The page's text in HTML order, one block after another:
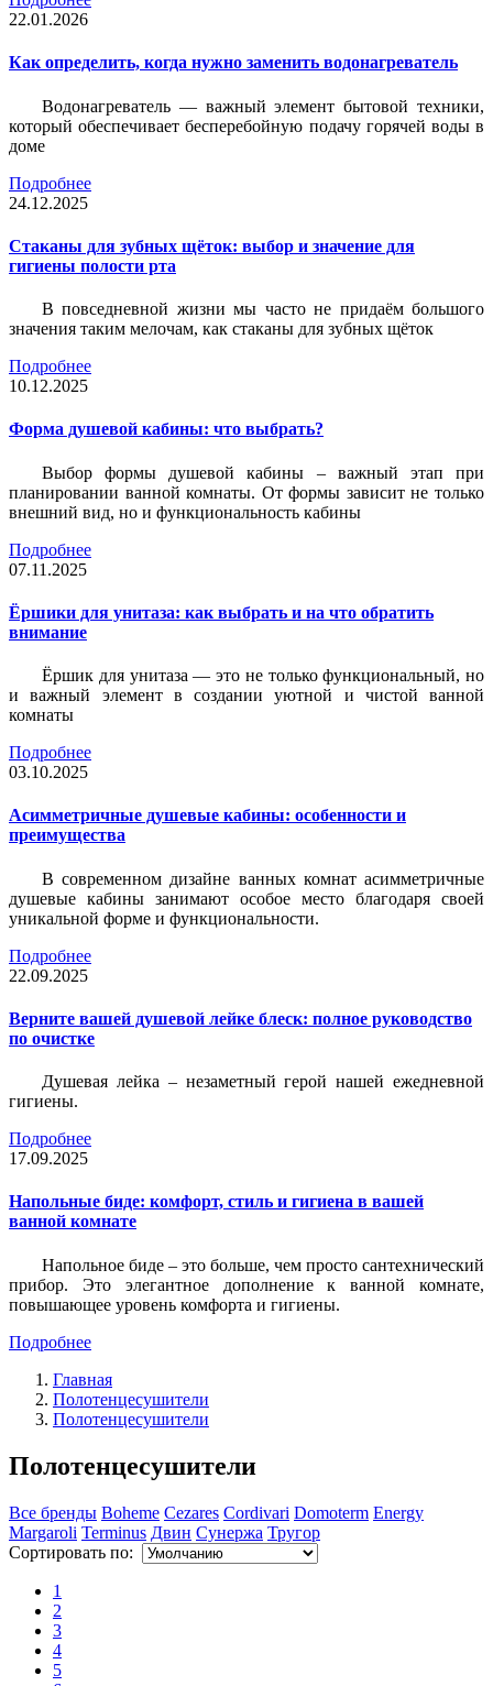
22.01.2026
Как определить, когда нужно заменить водонагреватель
Водонагреватель — важный элемент бытовой техники,
который обеспечивает бесперебойную подачу горячей воды в
доме
Подробнее
24.12.2025
Стаканы для зубных щёток: выбор и значение для
гигиены полости рта
В повседневной жизни мы часто не придаём большого
значения таким мелочам, как стаканы для зубных щёток
Подробнее
10.12.2025
Форма душевой кабины: что выбрать?
Выбор формы душевой кабины – важный этап при
планировании ванной комнаты. От формы зависит не только
внешний вид, но и функциональность кабины
Подробнее
07.11.2025
Ёршики для унитаза: как выбрать и на что обратить
внимание
Ёршик для унитаза — это не только функциональный, но
и важный элемент в создании уютной и чистой ванной
комнаты
Подробнее
03.10.2025
Асимметричные душевые кабины: особенности и
преимущества
В современном дизайне ванных комнат асимметричные
душевые кабины занимают особое место благодаря своей
уникальной форме и функциональности.
Подробнее
22.09.2025
Верните вашей душевой лейке блеск: полное руководство
по очистке
Душевая лейка – незаметный герой нашей ежедневной
гигиены.
Подробнее
17.09.2025
Напольные биде: комфорт, стиль и гигиена в вашей
ванной комнате
Напольное биде – это больше, чем просто сантехнический
прибор. Это элегантное дополнение к ванной комнате,
повышающее уровень комфорта и гигиены.
Подробнее
Главная
Полотенцесушители
Полотенцесушители
Полотенцесушители
Все бренды Boheme Cezares Cordivari Domoterm Energy
Margaroli Terminus Двин Сунержа Тругор
Сортировать по:
1
2
3
4
5